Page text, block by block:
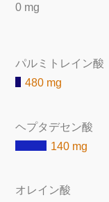
0 mg
パルミトレイン酸
480 mg
ヘプタデセン酸
140 mg
オレイン酸